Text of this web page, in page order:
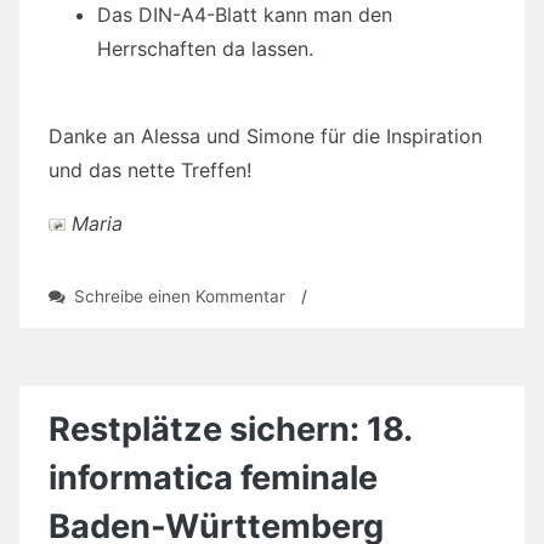
Das DIN-A4-Blatt kann man den
Herrschaften da lassen.
Danke an Alessa und Simone für die Inspiration
und das nette Treffen!
Maria
Schreibe einen Kommentarzu /
Restplätze sichern: 18.
informatica feminale
Baden-Württemberg